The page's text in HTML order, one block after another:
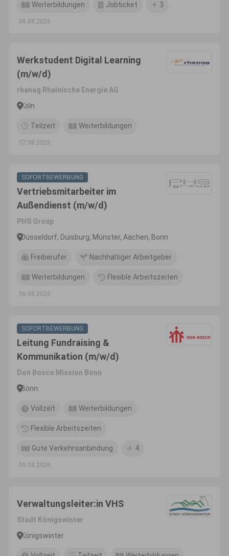
Weiterbildungen Jobticket 3
08.08.2026
Werkstudent Digital Learning
(m/w/d)
rhenag Rheinische Energie AG
Köln
Teilzeit Weiterbildungen
07.08.2026
SOFORTBEWERBUNG
Vertriebsmitarbeiter im
Außendienst (m/w/d)
PHS Group
Düsseldorf, Duisburg, Münster, Aachen, Bonn
Freiberufer Nachhaltiger Arbeitgeber
Weiterbildungen Flexible Arbeitszeiten
06.08.2026
SOFORTBEWERBUNG
Leitung Fundraising &
Kommunikation (m/w/d)
Don Bosco Mission Bonn
Bonn
Vollzeit Weiterbildungen
Flexible Arbeitszeiten
Gute Verkehrsanbindung 4
05.08.2026
Verwaltungsleiter:in VHS
Stadt Königswinter
Königswinter